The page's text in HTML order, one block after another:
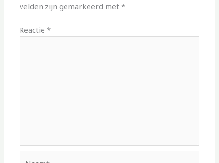
velden zijn gemarkeerd met*
Reactie*